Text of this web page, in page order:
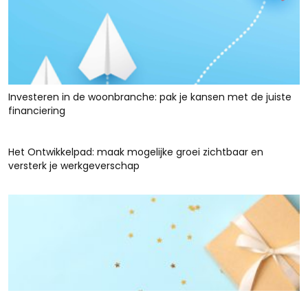
Investeren in de woonbranche: pak je kansen met de juiste
financiering
Het Ontwikkelpad: maak mogelijke groei zichtbaar en
versterk je werkgeverschap